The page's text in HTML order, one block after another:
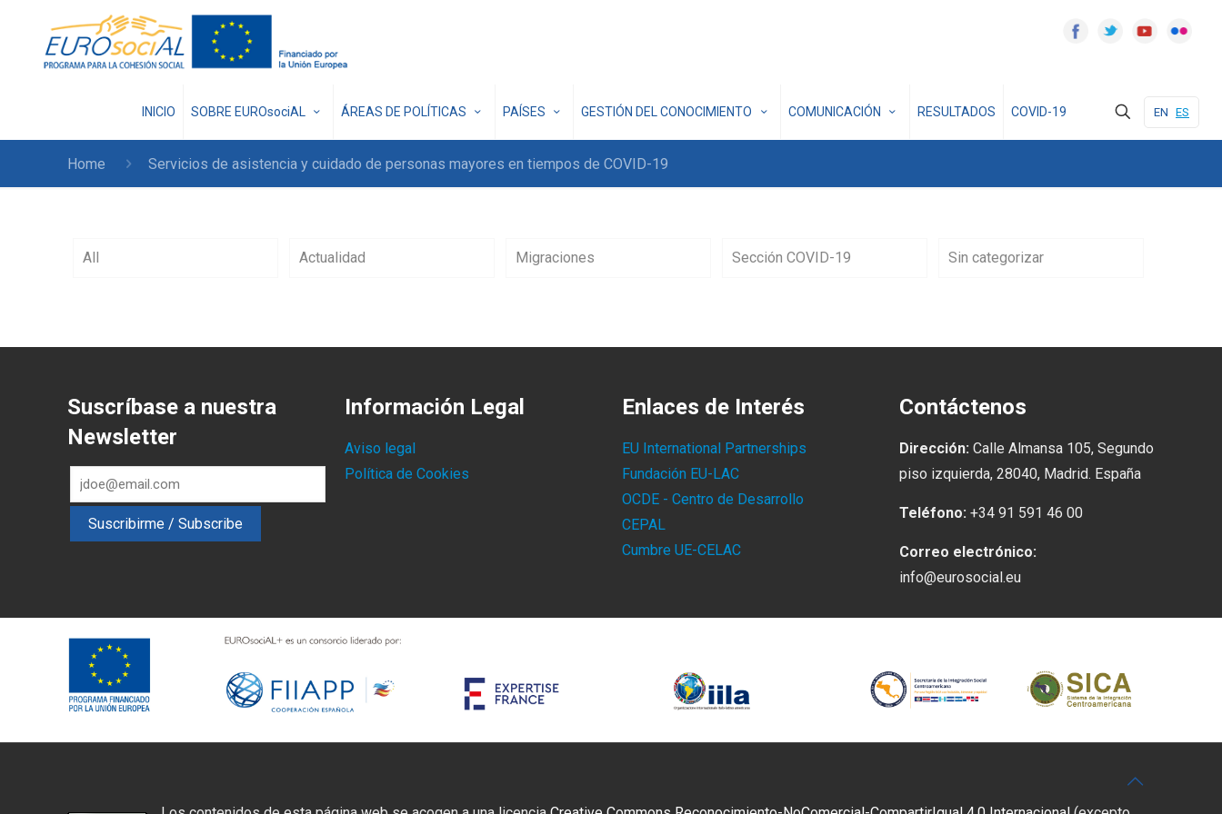
INICIO SOBRE EUROsociAL ÁREAS DE POLÍTICAS PAÍSES GESTIÓN DEL CONOCIMIENTO COMUNICACIÓN RESULTADOS COVID-19 EN ES
Home Servicios de asistencia y cuidado de personas mayores en tiempos de COVID-19
All Actualidad Migraciones Sección COVID-19 Sin categorizar
Suscríbase a nuestra
Newsletter
Información Legal
Aviso legal
Política de Cookies
Enlaces de Interés
EU International Partnerships
Fundación EU-LAC
OCDE - Centro de Desarrollo
CEPAL
Cumbre UE-CELAC
Contáctenos
Dirección: Calle Almansa 105, Segundo
piso izquierda, 28040, Madrid. España
Teléfono: +34 91 591 46 00
Correo electrónico:
info@eurosocial.eu